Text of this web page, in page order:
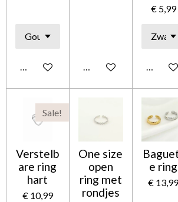
In winkelwagen In winkelwagen
€ 5,99
Houd
Sale!
Verstelb
are ring
hart
€ 10,99
One size
open
ring met
rondjes
e ring
€